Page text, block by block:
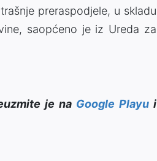
preraspodjele, u skladu
saopćeno je iz Ureda za
je na Google Playui